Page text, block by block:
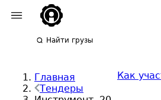
Найти грузы
Главная
Тендеры
Как